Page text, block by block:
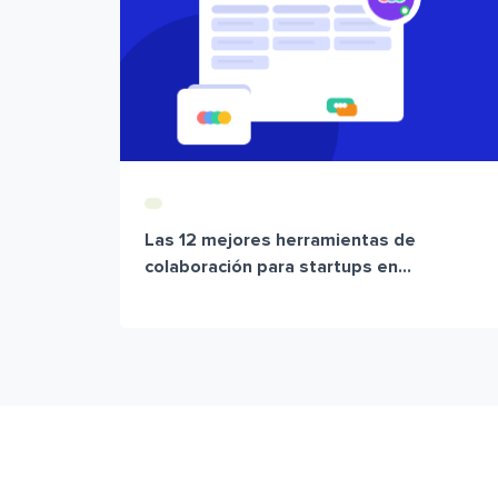
Las 12 mejores herramientas de
colaboración para startups en...